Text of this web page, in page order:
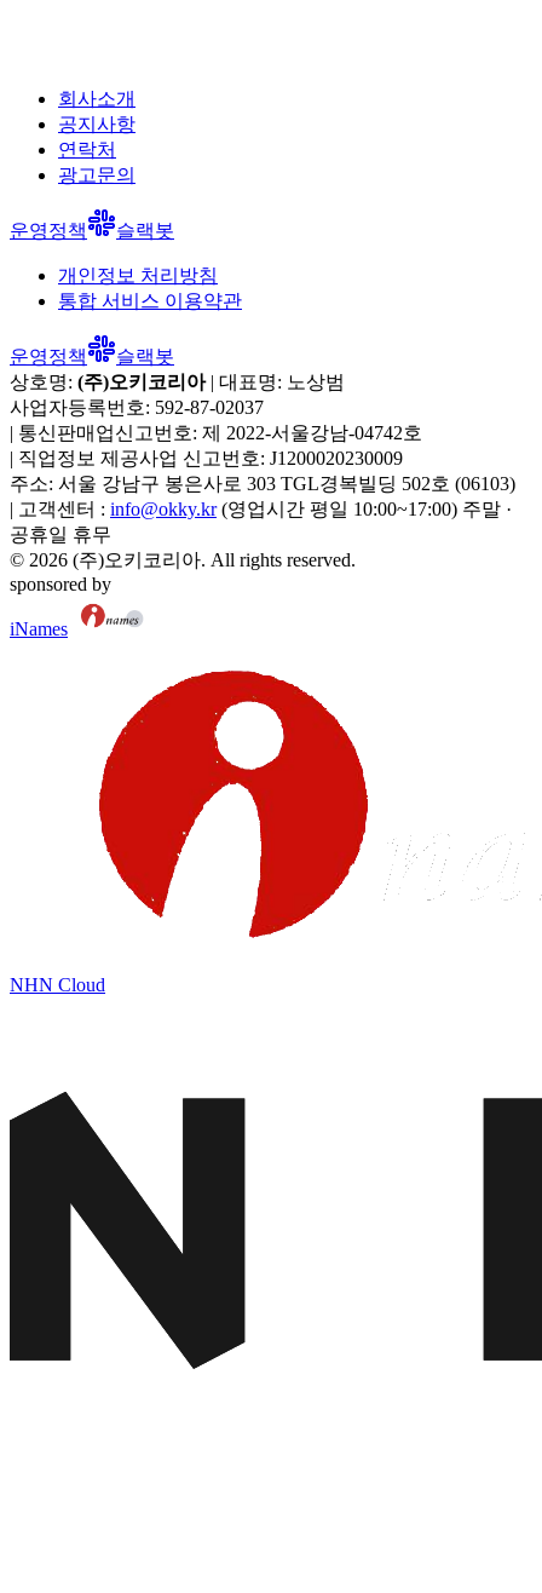
회사소개
공지사항
연락처
광고문의
운영정책 슬랙봇
개인정보 처리방침
통합 서비스 이용약관
운영정책
슬랙봇
상호명: (주)오키코리아| 대표명: 노상범
사업자등록번호: 592-87-02037
| 통신판매업신고번호: 제 2022-서울강남-04742호
| 직업정보 제공사업 신고번호: J1200020230009
주소: 서울 강남구 봉은사로 303 TGL경복빌딩 502호 (06103)
| 고객센터 : info@okky.kr (영업시간 평일 10:00~17:00) 주말 ·
공휴일 휴무
© 2026 (주)오키코리아. All rights reserved.
sponsored by
iNames
NHN Cloud